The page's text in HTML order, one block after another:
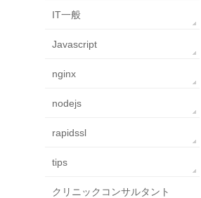
IT一般
Javascript
nginx
nodejs
rapidssl
tips
クリニックコンサルタント